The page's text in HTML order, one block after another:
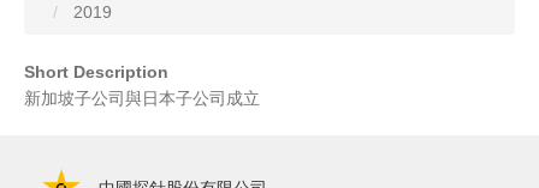
2019
Short Description
新加坡子公司與日本子公司成立